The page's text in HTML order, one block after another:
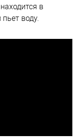
в
воду.